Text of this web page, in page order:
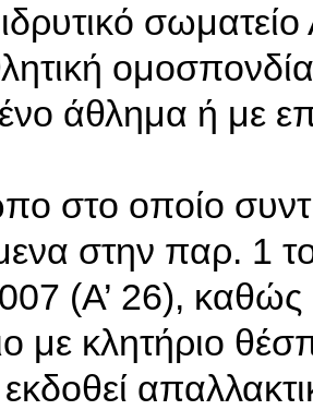
άθλημα ή με
στο οποίο
στην παρ. 1
(Α’ 26), καθώς
με κλητήριο